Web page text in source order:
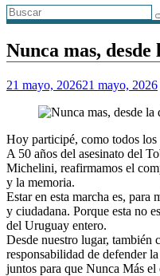
Nunca mas,
21 mayo, 202621 mayo, 2026
Hoy participé, como todos
A 50 años del asesinato del
Michelini, reafirmamos el
y la memoria.
Estar en esta marcha es,
y ciudadana. Porque esta no
del Uruguay entero.
Desde nuestro lugar, también
responsabilidad de defender
juntos para que Nunca Más